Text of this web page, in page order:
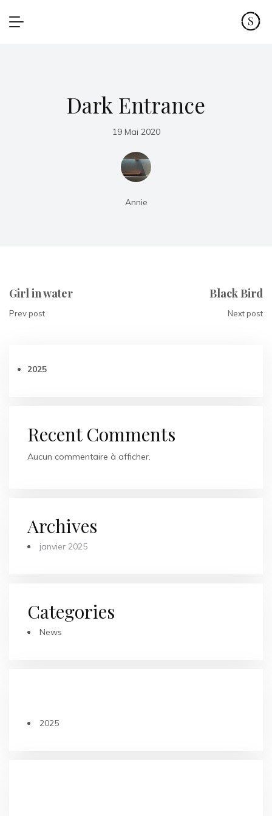
Dark Entrance
19 Mai 2020
Annie
Girl in water
Prev post
Black Bird
Next post
2025
Recent Comments
Aucun commentaire à afficher.
Archives
janvier 2025
Categories
News
2025